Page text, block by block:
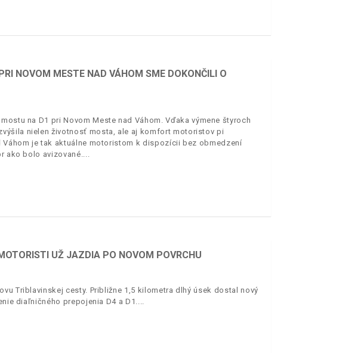
NOVOM MESTE NAD VÁHOM SME DOKONČILI O
na D1 pri Novom Meste nad Váhom. Vďaka výmene štyroch
nielen životnosť mosta, ale aj komfort motoristov pi
je tak aktuálne motoristom k dispozícii bez obmedzení
ako bolo avizované.
UŽ JAZDIA PO NOVOM POVRCHU
Triblavinskej cesty. Približne 1,5 kilometra dlhý úsek dostal nový
diaľničného prepojenia D4 a D1.